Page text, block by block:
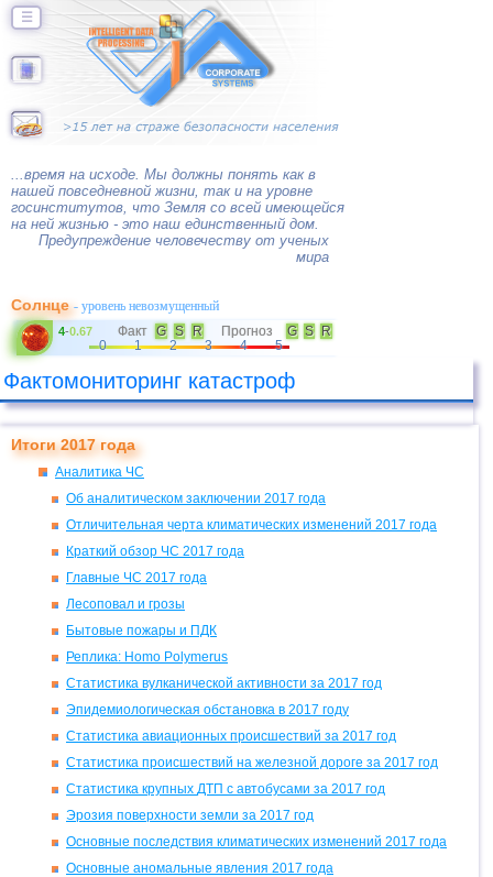
☰
...время на исходе. Мы должны понять как в
нашей повседневной жизни, так и на уровне
госинститутов, что Земля со всей имеющейся
на ней жизнью - это наш единственный дом.
Предупреждение человечеству от ученых
мира
Солнце- уровень невозмущенный
4-0.67 Факт G S R Прогноз G S
R
0
1 2 3 4 5
Фактомониторинг катастроф
Итоги 2017 года
Аналитика ЧС
Об аналитическом заключении 2017 года
Отличительная черта климатических изменений 2017 года
Краткий обзор ЧС 2017 года
Главные ЧС 2017 года
Лесоповал и грозы
Бытовые пожары и ПДК
Реплика: Homo Polymerus
Статистика вулканической активности за 2017 год
Эпидемиологическая обстановка в 2017 году
Статистика авиационных происшествий за 2017 год
Статистика происшествий на железной дороге за 2017 год
Статистика крупных ДТП с автобусами за 2017 год
Эрозия поверхности земли за 2017 год
Основные последствия климатических изменений 2017 года
Основные аномальные явления 2017 года